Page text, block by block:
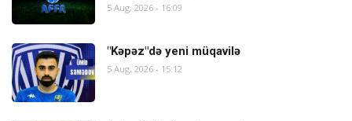
5 Aug, 2026 - 16:09
"Kəpəz"də yeni müqavilə
5 Aug, 2026 - 15:12